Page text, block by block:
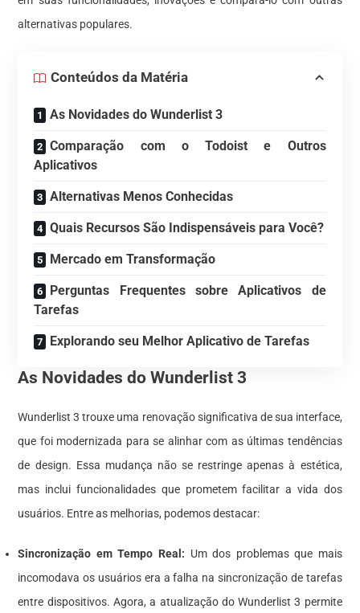
alternativas populares.
Conteúdos da Matéria
As Novidades do Wunderlist 3
Comparação com o Todoist e Outros
Aplicativos
Alternativas Menos Conhecidas
Quais Recursos São Indispensáveis para Você?
Mercado em Transformação
Perguntas Frequentes sobre Aplicativos de
Tarefas
Explorando seu Melhor Aplicativo de Tarefas
As Novidades do Wunderlist 3
Wunderlist 3 trouxe uma renovação significativa de sua interface,
que foi modernizada para se alinhar com as últimas tendências
de design. Essa mudança não se restringe apenas à estética,
mas inclui funcionalidades que prometem facilitar a vida dos
usuários. Entre as melhorias, podemos destacar:
Sincronização em Tempo Real: Um dos problemas que mais
incomodava os usuários era a falha na sincronização de tarefas
entre dispositivos. Agora, a atualização do Wunderlist 3 permite